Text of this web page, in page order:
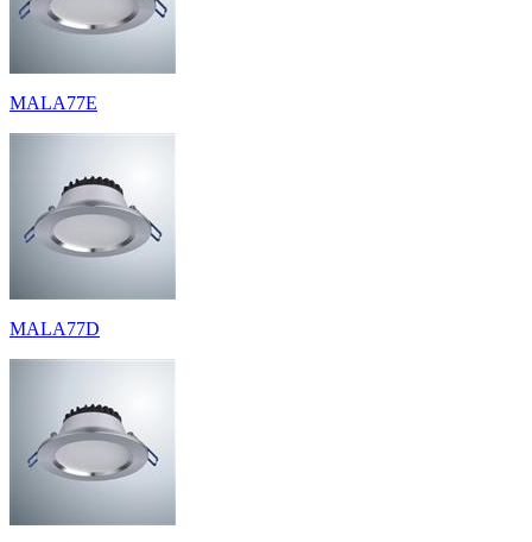
MALA77E
MALA77D